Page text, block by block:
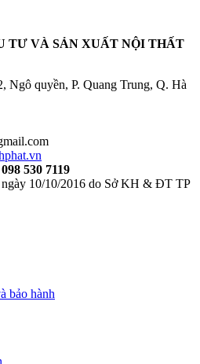
TƯ VÀ SẢN XUẤT NỘI THẤT
Ngô quyền, P. Quang Trung, Q. Hà
530 7119
10/10/2016 do Sở KH & ĐT TP
bảo hành